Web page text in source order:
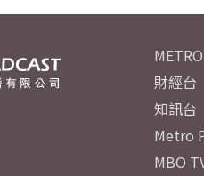
財經台
知訊台
Metro
MBO